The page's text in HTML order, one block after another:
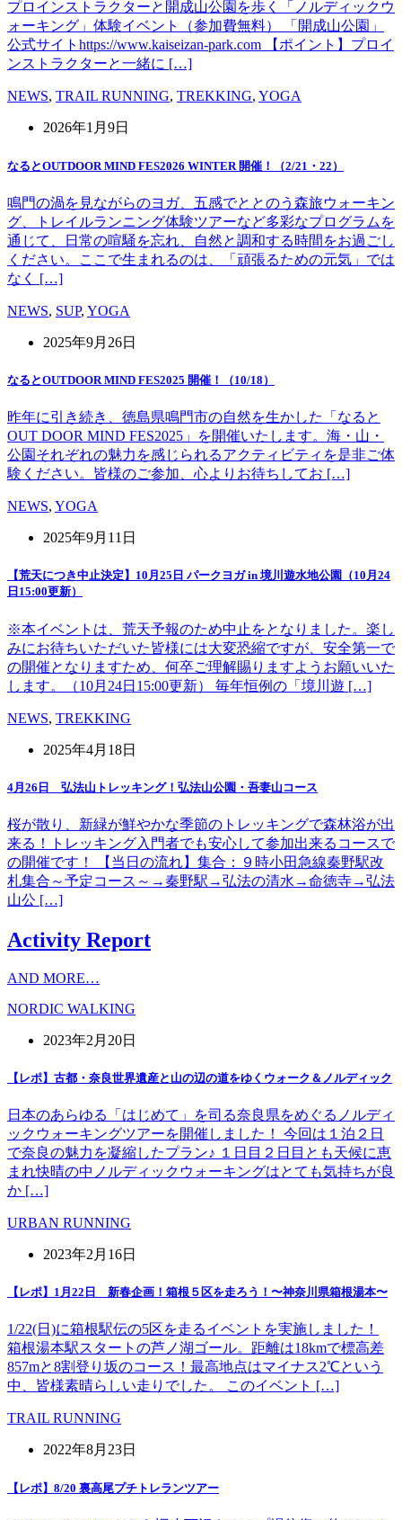
プロインストラクターと開成山公園を歩く「ノルディックウ
ォーキング」体験イベント（参加費無料） 「開成山公園」
公式サイトhttps://www.kaiseizan-park.com 【ポイント】プロイ
ンストラクターと一緒に […]
NEWS, TRAIL RUNNING, TREKKING, YOGA
2026年1月9日
なるとOUTDOOR MIND FES2026 WINTER 開催！（2/21・22）
鳴門の渦を見ながらのヨガ、五感でととのう森旅ウォーキン
グ、トレイルランニング体験ツアーなど多彩なプログラムを
通じて、日常の喧騒を忘れ、自然と調和する時間をお過ごし
ください。ここで生まれるのは、「頑張るための元気」では
なく […]
NEWS, SUP, YOGA
2025年9月26日
なるとOUTDOOR MIND FES2025 開催！（10/18）
昨年に引き続き、徳島県鳴門市の自然を生かした「なると
OUT DOOR MIND FES2025」を開催いたします。海・山・
公園それぞれの魅力を感じられるアクティビティを是非ご体
験ください。皆様のご参加、心よりお待ちしてお […]
NEWS, YOGA
2025年9月11日
【荒天につき中止決定】10月25日 パークヨガ in 境川遊水地公園（10月24
日15:00更新）
※本イベントは、荒天予報のため中止をとなりました。楽し
みにお待ちいただいた皆様には大変恐縮ですが、安全第一で
の開催となりますため、何卒ご理解賜りますようお願いいた
します。（10月24日15:00更新） 毎年恒例の「境川遊 […]
NEWS, TREKKING
2025年4月18日
4月26日 弘法山トレッキング！弘法山公園・吾妻山コース
桜が散り、新緑が鮮やかな季節のトレッキングで森林浴が出
来る！トレッキング入門者でも安心して参加出来るコースで
の開催です！ 【当日の流れ】集合：９時小田急線秦野駅改
札集合～予定コース～→秦野駅→弘法の清水→命徳寺→弘法
山公 […]
Activity Report
AND MORE…
NORDIC WALKING
2023年2月20日
【レポ】古都・奈良世界遺産と山の辺の道をゆくウォーク＆ノルディック
日本のあらゆる「はじめて」を司る奈良県をめぐるノルディ
ックウォーキングツアーを開催しました！ 今回は１泊２日
で奈良の魅力を凝縮したプラン♪ １日目２日目とも天候に恵
まれ快晴の中ノルディックウォーキングはとても気持ちが良
か […]
URBAN RUNNING
2023年2月16日
【レポ】1月22日 新春企画！箱根５区を走ろう！〜神奈川県箱根湯本〜
1/22(日)に箱根駅伝の5区を走るイベントを実施しました！
箱根湯本駅スタートの芦ノ湖ゴール。距離は18kmで標高差
857mと8割登り坂のコース！最高地点はマイナス2℃という
中、皆様素晴らしい走りでした。 このイベント […]
TRAIL RUNNING
2022年8月23日
【レポ】8/20 裏高尾プチトレランツアー